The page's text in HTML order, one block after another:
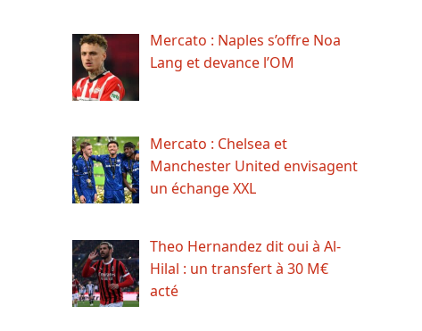
Mercato : Naples s’offre Noa
Lang et devance l’OM
Mercato : Chelsea et
Manchester United envisagent
un échange XXL
Theo Hernandez dit oui à Al-
Hilal : un transfert à 30 M€
acté